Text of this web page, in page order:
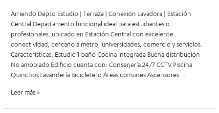
Arriendo Depto Estudio | Terraza | Conexión Lavadora | Estación
Central Departamento funcional ideal para estudiantes o
profesionales, ubicado en Estación Central con excelente
conectividad, cercano a metro, universidades, comercio y servicios.
Características: Estudio 1 baño Cocina integrada Buena distribución
No amoblado Edificio cuenta con: Conserjería 24/7 CCTV Piscina
Quinchos Lavandería Bicicletero Áreas comunes Ascensores …
Leer más »